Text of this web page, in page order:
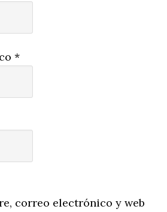
*
correo electrónico y web